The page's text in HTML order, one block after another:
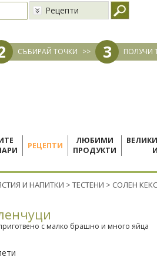
Рецепти
СЪБИРАЙ ТОЧКИ >> 3 ПОЛУЧИ
РЕЦЕПТИ
ЛЮБИМИ
ПРОДУКТИ
И НАПИТКИ > ТЕСТЕНИ > СОЛЕН
с малко брашно и много яйца